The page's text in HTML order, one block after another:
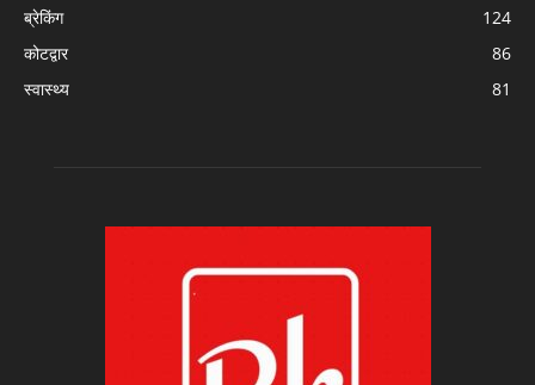
ब्रेकिंग
124
कोटद्वार
86
स्वास्थ्य
81